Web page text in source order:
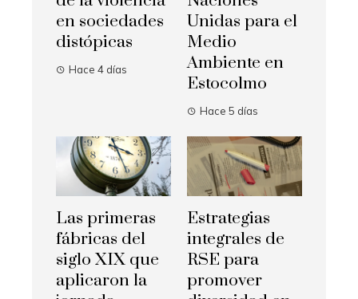
en sociedades
distópicas
Hace 4 días
Unidas para el
Medio
Ambiente en
Estocolmo
Hace 5 días
Las primeras
fábricas del
siglo XIX que
aplicaron la
Estrategias
integrales de
RSE para
promover